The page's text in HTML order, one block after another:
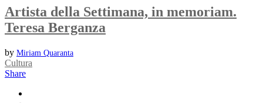
Artista della Settimana, in memoriam.
Teresa Berganza
by Miriam Quaranta
Cultura
Share